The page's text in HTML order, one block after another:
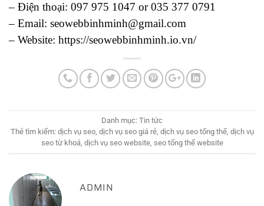
– Điện thoại: 097 975 1047 or 035 377 0791
– Email: seowebbinhminh@gmail.com
– Website: https://seowebbinhminh.io.vn/
Danh mục: Tin tức
Thẻ tìm kiếm: dịch vụ seo, dịch vụ seo giá rẻ, dịch vụ seo tổng thể, dịch vụ
seo từ khoá dịch vụ seo website, seo tổng thể website
ADMIN